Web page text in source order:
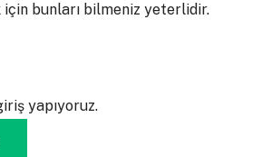
bunları bilmeniz yeterlidir.
yapıyoruz.